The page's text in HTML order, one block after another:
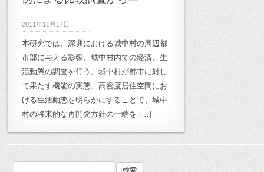
クト,archive_11:高崎市立桜山小学校,
archive_12:雲南プロジェクト,
archive_13:キャンパス計画,archive_14:
アートトリエンナーレ
archive_2011年
毛プロジェクト,小岩金網プロジェクト,
月影・鋸南プロジェクト,森家具プロジ
2011年11月14日
本研究では、深圳における城中村の周辺都
市部に与える影響、城中村内での経済、生
活動態の調査を行う。城中村が都市に対し
て果たす機能の実態、高密度居住空間にお
ける生活動態を明らかにすることで、城中
村の将来的な再開発方針の一端を […]
検